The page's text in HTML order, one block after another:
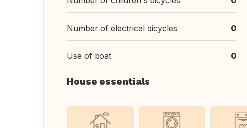
Number of electrical bicycles 0
Use of boat 0
House essentials